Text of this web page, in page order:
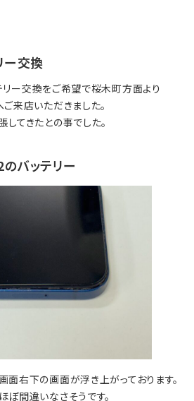
ー交換
ー交換をご希望で桜木町方面より
来店いただきました。
てきたとの事でした。
バッテリー
面右下の画面が浮き上がっております。
ぼ間違いなさそうです。